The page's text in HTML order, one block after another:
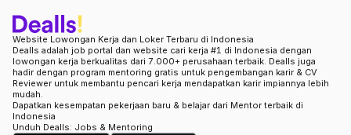
Website Lowongan Kerja dan Loker Terbaru di Indonesia
Dealls adalah job portal dan website cari kerja #1 di Indonesia dengan
lowongan kerja berkualitas dari 7.000+ perusahaan terbaik. Dealls juga
hadir dengan program mentoring gratis untuk pengembangan karir & CV
Reviewer untuk membantu pencari kerja mendapatkan karir impiannya lebih
mudah.
Dapatkan kesempatan pekerjaan baru & belajar dari Mentor terbaik di
Indonesia
Unduh Dealls: Jobs & Mentoring